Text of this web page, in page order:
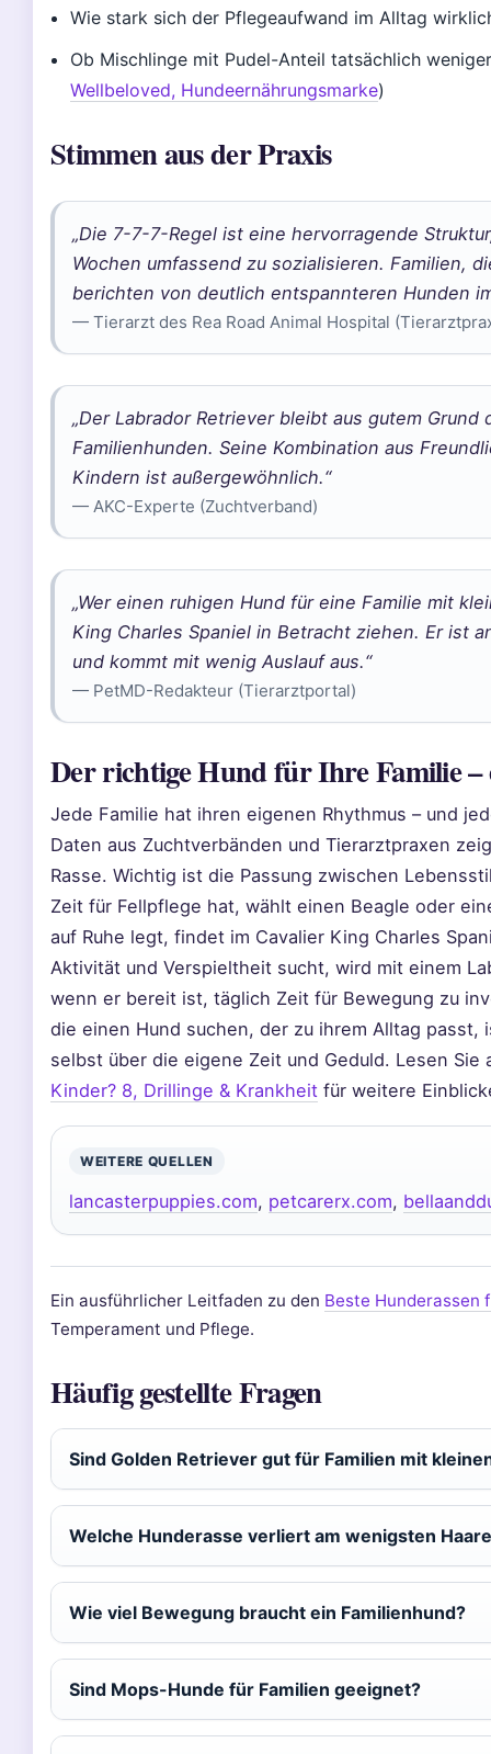
Wie stark sich der Pflegeaufwand im Alltag
Ob Mischlinge mit Pudel-Anteil tatsächlich
Wellbeloved, Hundeernährungsmarke)
Stimmen aus der Praxis
„Die 7-7-7-Regel ist eine hervorragende
Wochen umfassend zu sozialisieren. Familien,
berichten von deutlich entspannteren Hunden
— Tierarzt des Rea Road Animal Hospital
„Der Labrador Retriever bleibt aus gutem
Familienhunden. Seine Kombination aus
Kindern ist außergewöhnlich.“
— AKC-Experte (Zuchtverband)
„Wer einen ruhigen Hund für eine Familie mit
King Charles Spaniel in Betracht ziehen. Er ist
und kommt mit wenig Auslauf aus.“
— PetMD-Redakteur (Tierarztportal)
Der richtige Hund für Ihre Familie –
Jede Familie hat ihren eigenen Rhythmus – und
Daten aus Zuchtverbänden und Tierarztpraxen
Rasse. Wichtig ist die Passung zwischen
Zeit für Fellpflege hat, wählt einen Beagle oder
auf Ruhe legt, findet im Cavalier King Charles
Aktivität und Verspieltheit sucht, wird mit einem
wenn er bereit ist, täglich Zeit für Bewegung zu
die einen Hund suchen, der zu ihrem Alltag
selbst über die eigene Zeit und Geduld. Lesen
Kinder? 8, Drillinge & Krankheit für weitere
WEITERE QUELLEN
lancasterpuppies.com, petcarerx.com,
Ein ausführlicher Leitfaden zu den Beste Hunderassen
Temperament und Pflege.
Häufig gestellte Fragen
Sind Golden Retriever gut für Familien mit
Welche Hunderasse verliert am wenigsten
Wie viel Bewegung braucht ein Familienhund?
Sind Mops-Hunde für Familien geeignet?